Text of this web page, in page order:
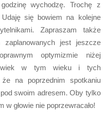
wychodzę. Trochę z
się bowiem na kolejne
Zapraszam także
zaplanowanych jest jeszcze
optymizmie niżej
w tym wieku i tych
na poprzednim spotkaniu
swoim adresem. Oby tylko
w głowie nie poprzewracało!